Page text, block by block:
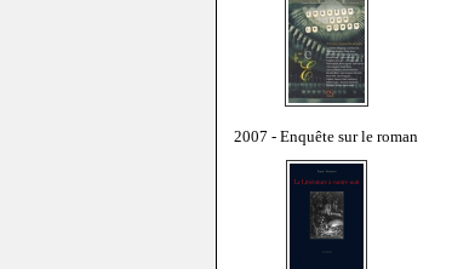
2007 - Enquête sur le roman